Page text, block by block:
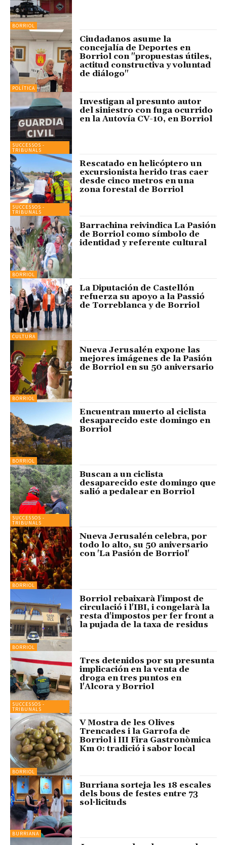
BORRIOL
POLÍTICA
Ciudadanos asume la
concejalía de Deportes en
Borriol con "propuestas útiles,
actitud constructiva y voluntad
de diálogo"
SUCCESSOS -
TRIBUNALS
Investigan al presunto autor
del siniestro con fuga ocurrido
en la Autovía CV-10, en Borriol
SUCCESSOS -
TRIBUNALS
Rescatado en helicóptero un
excursionista herido tras caer
desde cinco metros en una
zona forestal de Borriol
BORRIOL
Barrachina reivindica La Pasión
de Borriol como símbolo de
identidad y referente cultural
CULTURA
La Diputación de Castellón
refuerza su apoyo a la Passió
de Torreblanca y de Borriol
BORRIOL
Nueva Jerusalén expone las
mejores imágenes de la Pasión
de Borriol en su 50 aniversario
BORRIOL
Encuentran muerto al ciclista
desaparecido este domingo en
Borriol
SUCCESSOS -
TRIBUNALS
Buscan a un ciclista
desaparecido este domingo que
salió a pedalear en Borriol
BORRIOL
Nueva Jerusalén celebra, por
todo lo alto, su 50 aniversario
con 'La Pasión de Borriol'
BORRIOL
Borriol rebaixarà l'impost de
circulació i l'IBI, i congelarà la
resta d'impostos per fer front a
la pujada de la taxa de residus
SUCCESSOS -
TRIBUNALS
Tres detenidos por su presunta
implicación en la venta de
droga en tres puntos en
l'Alcora y Borriol
BORRIOL
V Mostra de les Olives
Trencades i la Garrofa de
Borriol i III Fira Gastronòmica
Km 0: tradició i sabor local
BURRIANA
Burriana sorteja les 18 escales
dels bous de festes entre 73
sol·licituds